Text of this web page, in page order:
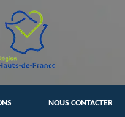
NOUS CONTACTER